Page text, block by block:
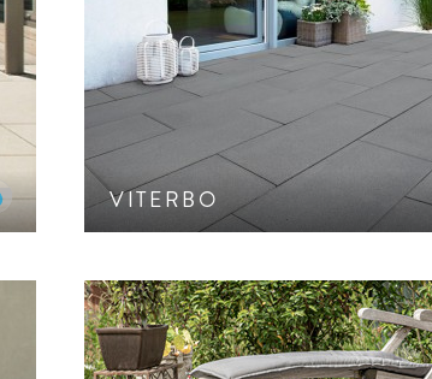
VITERBO
Pflaster und Ökopflaster, Platten